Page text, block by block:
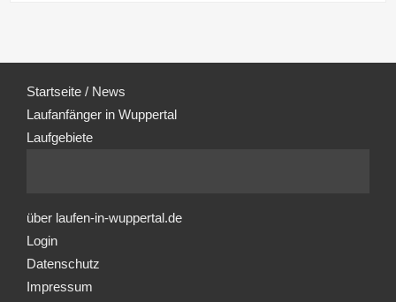
Startseite / News
Laufanfänger in Wuppertal
Laufgebiete
über laufen-in-wuppertal.de
Login
Datenschutz
Impressum